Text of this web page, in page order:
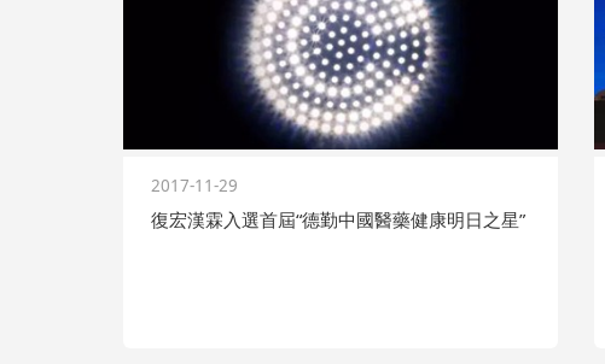
2017-11-29
復宏漢霖入選首屆“德勤中國醫藥健康明日之星”